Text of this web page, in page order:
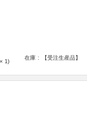
1
在庫 【受注生産品】